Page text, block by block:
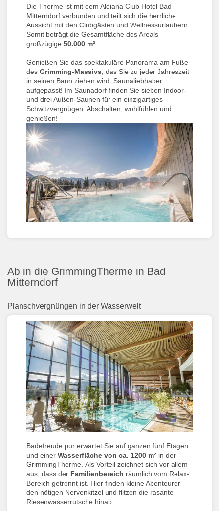
Die Therme ist mit dem Aldiana Club Hotel Bad
Mitterndorf verbunden und teilt sich die herrliche
Aussicht mit den Clubgästen und Wellnessurlaubern.
Somit beträgt die Gesamtfläche des Areals
großzügige 50.000 m².
Genießen Sie das spektakuläre Panorama am Fuße
des Grimming-Massivs, das Sie zu jeder Jahreszeit
in seinen Bann ziehen wird. Saunaliebhaber
aufgepasst! Im Saunadorf finden Sie sieben Indoor-
und drei Außen-Saunen für ein einzigartiges
Schwitzvergnügen. Abschalten, wohlfühlen und
genießen!
Ab in die GrimmingTherme in Bad
Mitterndorf
Planschvergnüngen in der Wasserwelt
Badefreude pur erwartet Sie auf ganzen fünf Etagen
und einer Wasserfläche von ca. 1200 m² in der
GrimmingTherme. Als Vorteil zeichnet sich vor allem
aus, dass der Familienbereich räumlich vom Relax-
Bereich getrennt ist. Hier finden kleine Abenteurer
den nötigen Nervenkitzel und flitzen die rasante
Riesenwasserrutsche hinab.